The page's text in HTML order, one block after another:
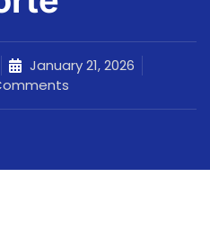
January 21, 2026